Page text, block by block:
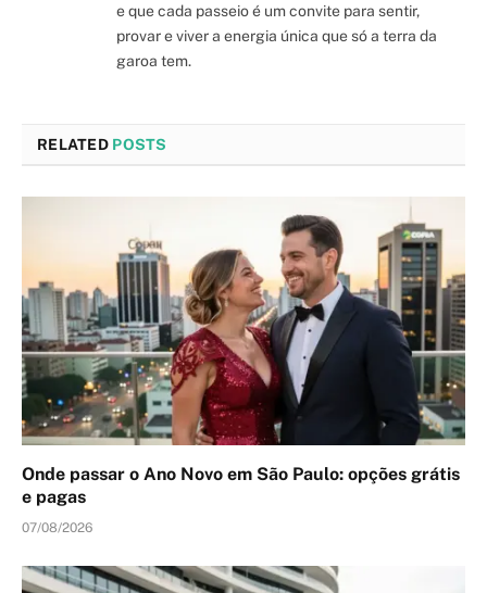
e que cada passeio é um convite para sentir,
provar e viver a energia única que só a terra da
garoa tem.
RELATED POSTS
Onde passar o Ano Novo em São Paulo: opções grátis
e pagas
07/08/2026